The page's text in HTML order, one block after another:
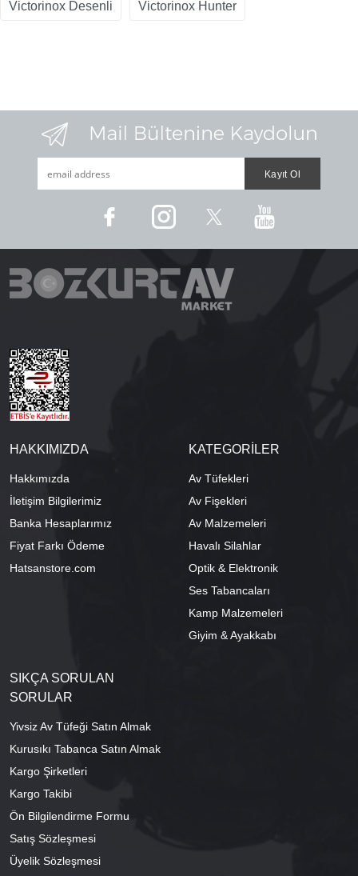
Victorinox Desenli Victorinox Hunter
HAKKIMIZDA
Hakkımızda
İletişim Bilgilerimiz
Banka Hesaplarımız
Fiyat Farkı Ödeme
Hatsanstore.com
KATEGORİLER
Av Tüfekleri
Av Fişekleri
Av Malzemeleri
Havalı Silahlar
Optik & Elektronik
Ses Tabancaları
Kamp Malzemeleri
Giyim & Ayakkabı
SIKÇA SORULAN
SORULAR
Yivsiz Av Tüfeği Satın Almak
Kurusıkı Tabanca Satın Almak
Kargo Şirketleri
Kargo Takibi
Ön Bilgilendirme Formu
Satış Sözleşmesi
Üyelik Sözleşmesi